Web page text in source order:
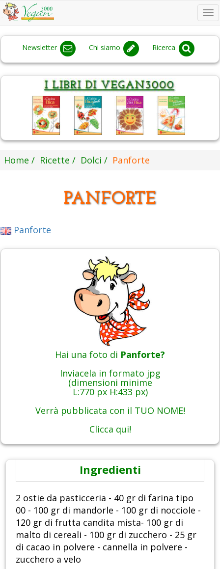
Newsletter Chi siamo Ricerca
Home Ricette Dolci Panforte
PANFORTE
Panforte
Hai una foto di Panforte?
Inviacela in formato jpg
(dimensioni minime
L:770 px H:433 px)
Verrà pubblicata con il TUO NOME!
Clicca qui!
Ingredienti
2 ostie da pasticceria - 40 gr di farina tipo
00 - 100 gr di mandorle - 100 gr di nocciole -
120 gr di frutta candita mista- 100 gr di
malto di cereali - 100 gr di zucchero - 25 gr
di cacao in polvere - cannella in polvere -
zucchero a velo